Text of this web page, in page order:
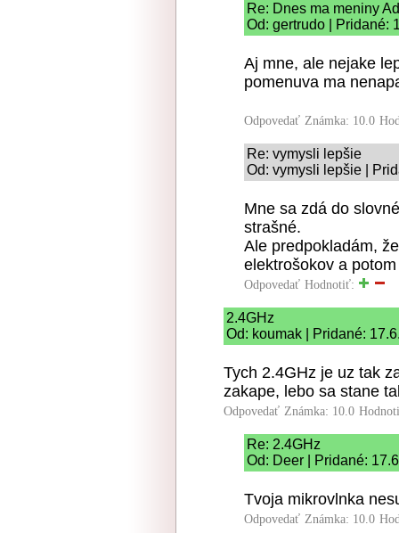
Re: Dnes ma meniny
Od: gertrudo | Pridané:
Aj mne, ale nejake
pomenuva ma
Odpovedať Známka: 10.0
Re: vymysli lepšie
Od: vymysli lepšie |
Mne sa zdá do
strašné.
Ale predpokladám,
elektrošokov a
Odpovedať Hodnotiť:
2.4GHz
Od: koumak | Pridané:
Tych 2.4GHz je uz tak
zakape, lebo sa stane
Odpovedať Známka: 10.0
Re: 2.4GHz
Od: Deer | Pridané:
Tvoja mikrovlnka
Odpovedať Známka: 10.0